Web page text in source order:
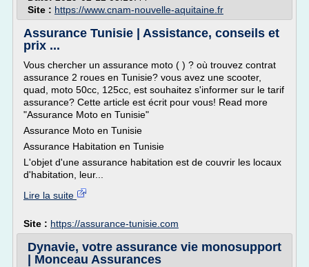
Site : https://www.cnam-nouvelle-aquitaine.fr
Assurance Tunisie | Assistance, conseils et
prix ...
Vous chercher un assurance moto ( ) ? où trouvez contrat
assurance 2 roues en Tunisie? vous avez une scooter,
quad, moto 50cc, 125cc, est souhaitez s'informer sur le tarif
assurance? Cette article est écrit pour vous! Read more
"Assurance Moto en Tunisie"
Assurance Moto en Tunisie
Assurance Habitation en Tunisie
L'objet d'une assurance habitation est de couvrir les locaux
d'habitation, leur...
Lire la suite
Site : https://assurance-tunisie.com
Dynavie, votre assurance vie monosupport
| Monceau Assurances